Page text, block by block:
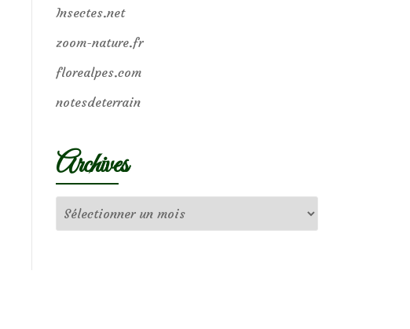
Insectes.net
zoom-nature.fr
florealpes.com
notesdeterrain
Archives
Archives